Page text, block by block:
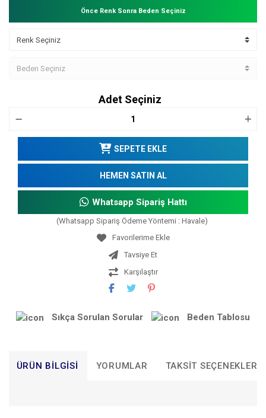
Önce Renk Sonra Beden Seçiniz
Adet Seçiniz
SEPETE EKLE
HEMEN SATIN AL
Whatsapp Sipariş Hattı
(Whatsapp Sipariş Ödeme Yöntemi : Havale)
Tavsiye Et
Karşılaştır
Sıkça Sorulan Sorular Beden Tablosu
ÜRÜN BILGISI YORUMLAR TAKSIT SEÇENEKLERI